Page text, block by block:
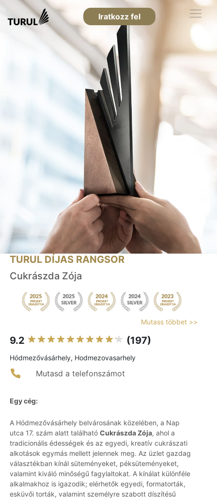
Iratkozz fel
TURUL DÍJAS RANGSOR
Cukrászda Zója
Mutass többet >>
9.2 (197)
Hódmezővásárhely, Hodmezovasarhely
Mutasd a telefonszámot
Egy cég:
A Hódmezővásárhely belvárosának közelében, a Nap
utca 17. szám alatt található Cukrászda Zója, ahol a
tradicionális édességek és az egyedi, kreatív cukrászati
alkotások egymás mellett jelennek meg. Az üzlet gazdag
választékban kínál süteményeket, péksüteményeket,
valamint kiváló minőségű fagylaltokat. A kínálat különféle
alkalmakhoz is igazodik; elérhetők egyedi, formatorták,
esküvői torták, valamint személyre szabott díszítésű